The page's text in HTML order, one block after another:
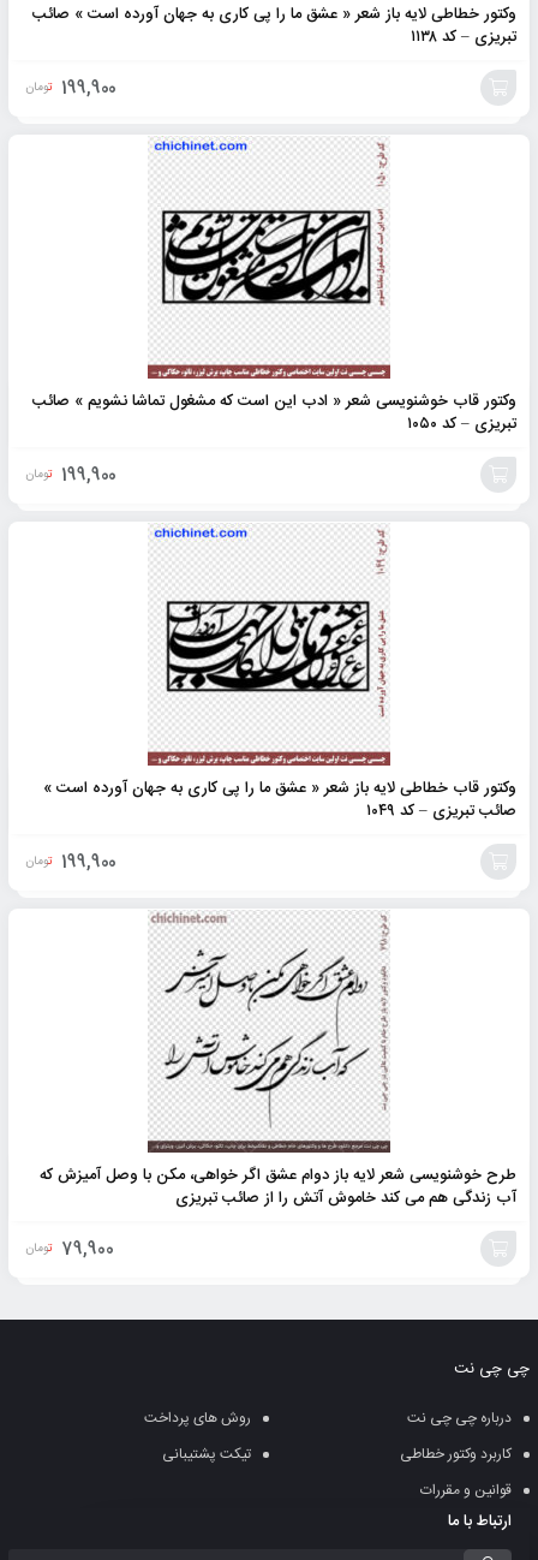
وکتور خطاطی لایه باز شعر « عشق ما را پی کاری به جهان آورده است » صائب
تبریزی – کد ۱۱۳۸
199,900 تومان
وکتور قاب خوشنویسی شعر « ادب این است که مشغول تماشا نشویم » صائب
تبریزی – کد ۱۰۵۰
199,900 تومان
وکتور قاب خطاطی لایه باز شعر « عشق ما را پی کاری به جهان آورده است »
صائب تبریزی – کد ۱۰۴۹
199,900 تومان
طرح خوشنویسی شعر لایه باز دوام عشق اگر خواهی، مکن با وصل آمیزش که
آب زندگی هم می کند خاموش آتش را از صائب تبریزی
79,900 تومان
سبد
چی چی نت
درباره چی چی نت
روش های پرداخت
کاربرد وکتور خطاطی
تیکت پشتیبانی
قوانین و مقررات
ارتباط با ما